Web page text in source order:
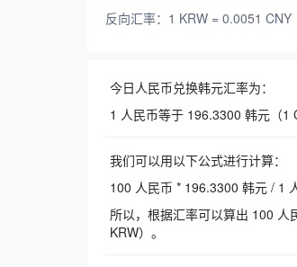
反向汇率：1 KRW = 0.0051 CNY
今日人民币兑换韩元汇率为：
1 人民币等于 196.3300 韩元（1
我们可以用以下公式进行计算：
100 人民币 * 196.3300 韩元 / 1
所以，根据汇率可以算出 100
KRW）。